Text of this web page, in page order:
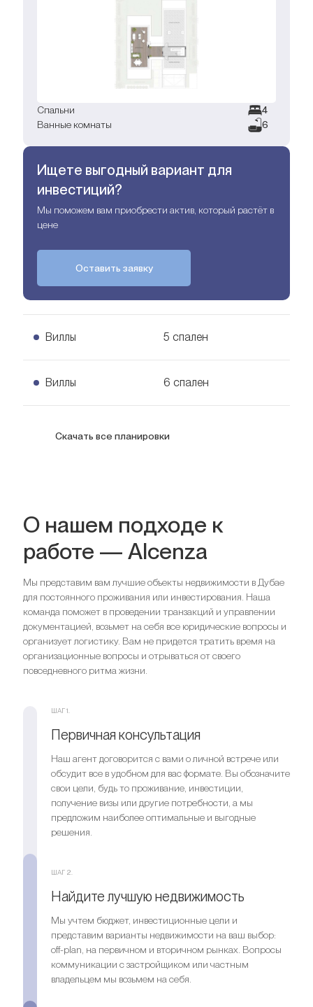
Спальни
4
Ванные комнаты
6
Ищете выгодный вариант для
инвестиций?
Мы поможем вам приобрести актив, который растёт в
цене
Оставить заявку
Виллы 5 спален
5 спален Виллы
Узнать цену569 кв. м.
Спальни
Ищете выгодный вариант для
инвестиций?
Мы поможем вам приобрести актив, который растёт в
цене
Виллы 6 спален
6 спален Виллы
Ванные комнаты
Ищете выгодный вариант для
инвестиций?
Мы поможем вам приобрести актив, который растёт в
Скачать все планировки
О нашем подходе к
работе — Alcenza
Мы представим вам лучшие объекты недвижимости в Дубае
для постоянного проживания или инвестирования. Наша
команда поможет в проведении транзакций и управлении
документацией, возьмет на себя все юридические вопросы и
организует логистику. Вам не придется тратить время на
организационные вопросы и отрываться от своего
повседневного ритма жизни.
ШАГ 1.
Первичная консультация
Наш агент договорится с вами о личной встрече или
обсудит все в удобном для вас формате. Вы обозначите
свои цели, будь то проживание, инвестиции,
получение визы или другие потребности, а мы
предложим наиболее оптимальные и выгодные
решения.
ШАГ 2.
Найдите лучшую недвижимость
Мы учтем бюджет, инвестиционные цели и
представим варианты недвижимости на ваш выбор:
off-plan, на первичном и вторичном рынках. Вопросы
коммуникации с застройщиком или частным
владельцем мы возьмем на себя.